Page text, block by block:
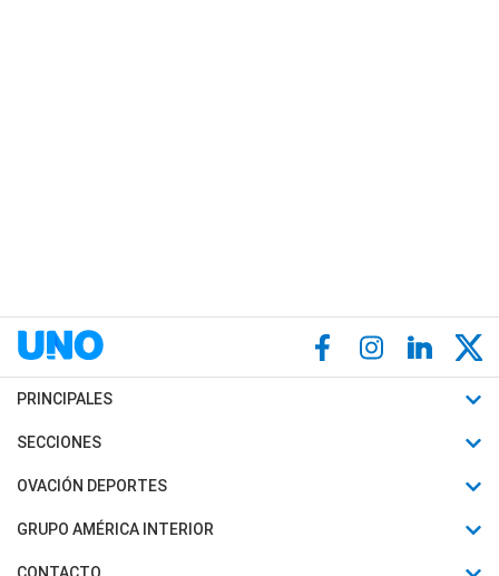
PRINCIPALES
Últimas Noticias
Política
SECCIONES
Horóscopo
Motores
OVACIÓN DEPORTES
Fútbol
Mundial
GRUPO AMÉRICA INTERIOR
Canal 7 en Vivo